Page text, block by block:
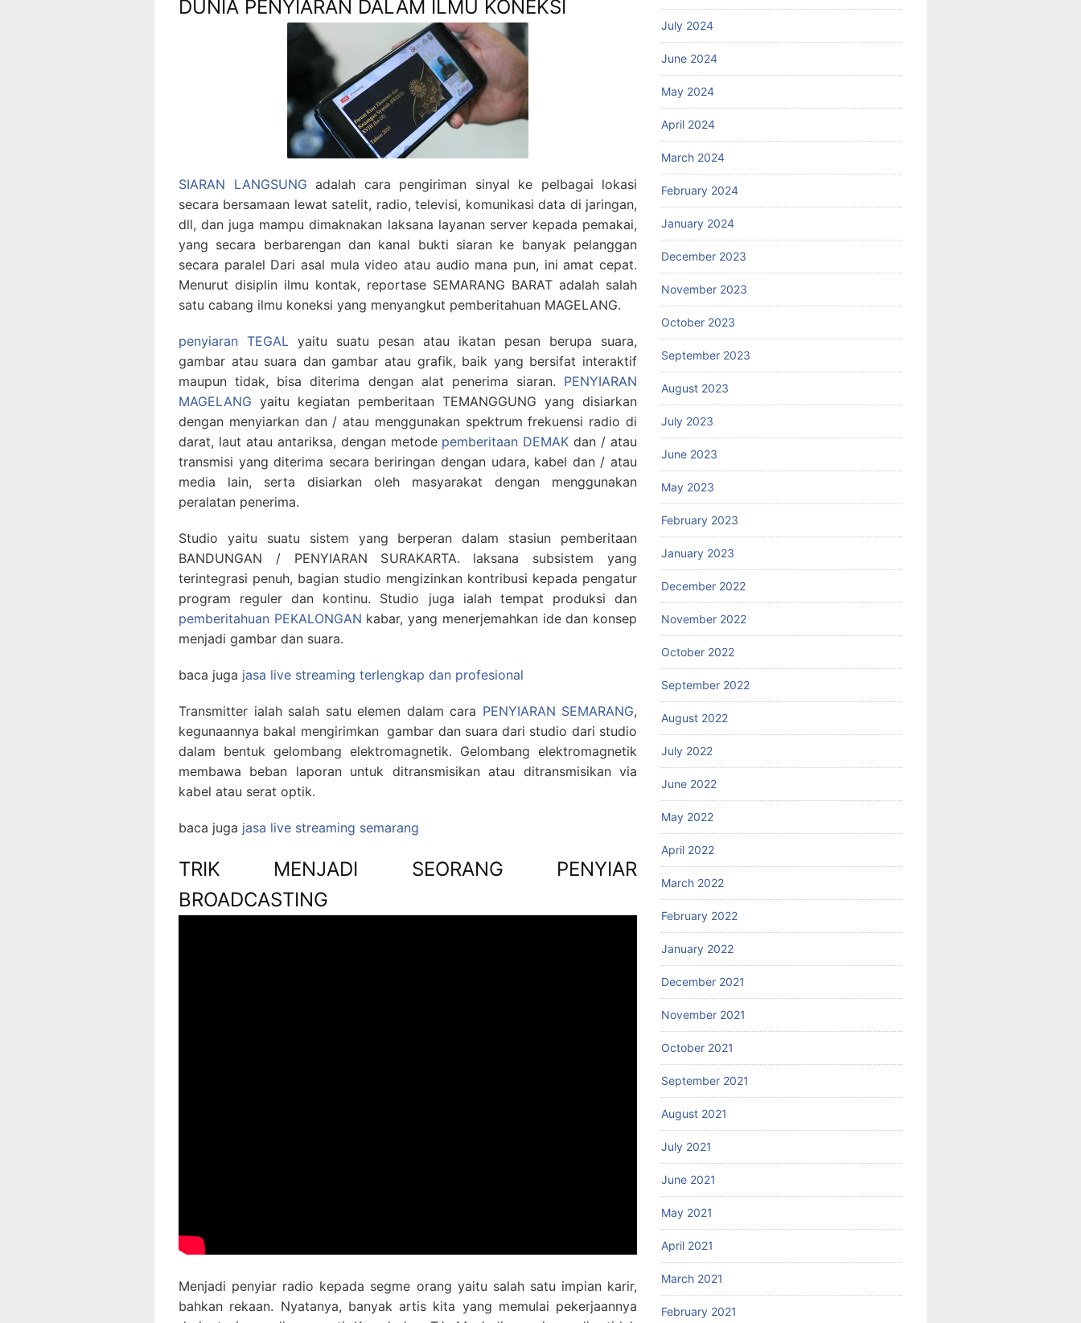
DUNIA PENYIARAN DALAM ILMU KONEKSI
SIARAN LANGSUNG adalah cara pengiriman sinyal ke pelbagai lokasi
secara bersamaan lewat satelit, radio, televisi, komunikasi data di jaringan,
dll, dan juga mampu dimaknakan laksana layanan server kepada pemakai,
yang secara berbarengan dan kanal bukti siaran ke banyak pelanggan
secara paralel Dari asal mula video atau audio mana pun, ini amat cepat.
Menurut disiplin ilmu kontak, reportase SEMARANG BARAT adalah salah
satu cabang ilmu koneksi yang menyangkut pemberitahuan MAGELANG.
penyiaran TEGAL yaitu suatu pesan atau ikatan pesan berupa suara,
gambar atau suara dan gambar atau grafik, baik yang bersifat interaktif
maupun tidak, bisa diterima dengan alat penerima siaran. PENYIARAN
MAGELANG yaitu kegiatan pemberitaan TEMANGGUNG yang disiarkan
dengan menyiarkan dan / atau menggunakan spektrum frekuensi radio di
darat, laut atau antariksa, dengan metode pemberitaan DEMAK dan / atau
transmisi yang diterima secara beriringan dengan udara, kabel dan / atau
media lain, serta disiarkan oleh masyarakat dengan menggunakan
peralatan penerima.
Studio yaitu suatu sistem yang berperan dalam stasiun pemberitaan
BANDUNGAN / PENYIARAN SURAKARTA. laksana subsistem yang
terintegrasi penuh, bagian studio mengizinkan kontribusi kepada pengatur
program reguler dan kontinu. Studio juga ialah tempat produksi dan
pemberitahuan PEKALONGAN kabar, yang menerjemahkan ide dan konsep
menjadi gambar dan suara.
baca juga jasa live streaming terlengkap dan profesional
Transmitter ialah salah satu elemen dalam cara PENYIARAN SEMARANG,
kegunaannya bakal mengirimkan gambar dan suara dari studio dari studio
dalam bentuk gelombang elektromagnetik. Gelombang elektromagnetik
membawa beban laporan untuk ditransmisikan atau ditransmisikan via
kabel atau serat optik.
baca juga jasa live streaming semarang
TRIK MENJADI SEORANG PENYIAR
BROADCASTING
Menjadi penyiar radio kepada segme orang yaitu salah satu impian karir,
bahkan rekaan. Nyatanya, banyak artis kita yang memulai pekerjaannya
July 2024
June 2024
May 2024
April 2024
March 2024
February 2024
January 2024
December 2023
November 2023
October 2023
September 2023
August 2023
July 2023
June 2023
May 2023
February 2023
January 2023
December 2022
November 2022
October 2022
September 2022
August 2022
July 2022
June 2022
May 2022
April 2022
March 2022
February 2022
January 2022
December 2021
November 2021
October 2021
September 2021
August 2021
July 2021
June 2021
May 2021
April 2021
March 2021
February 2021